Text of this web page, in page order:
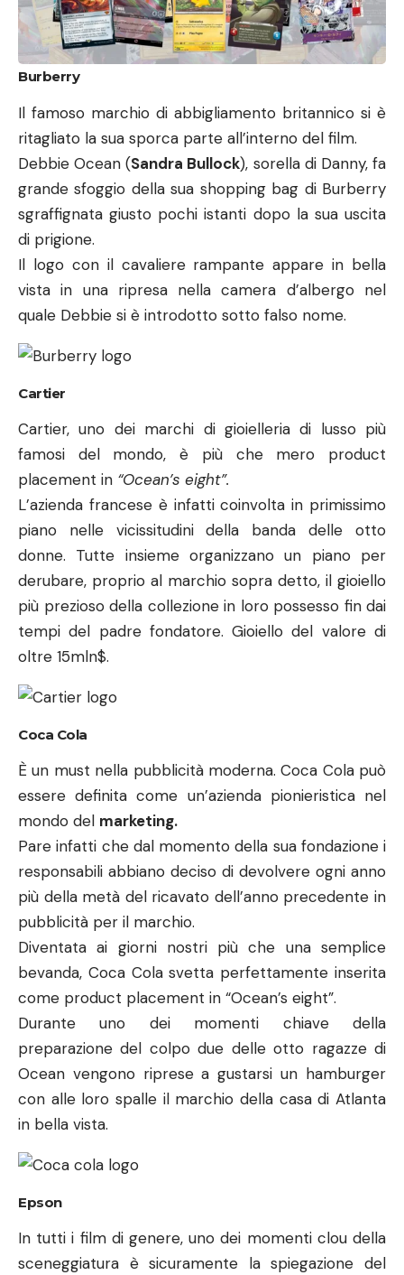
grande sfoggio della sua shopping bag di Burberry
sgraffignata giusto pochi istanti dopo la sua uscita
di prigione.
Il logo con il cavaliere rampante appare in bella
vista in una ripresa nella camera d’albergo nel
quale Debbie si è introdotto sotto falso nome.
Cartier
Cartier, uno dei marchi di gioielleria di lusso più
famosi del mondo, è più che mero product
placement in
“Ocean’s eight”.
L’azienda francese è infatti coinvolta in primissimo
piano nelle vicissitudini della banda delle otto
più prezioso della collezione in loro possesso fin dai
tempi del padre fondatore. Gioiello del valore di
oltre 15mln$.
Coca Cola
È un must nella pubblicità moderna. Coca Cola può
essere definita come un’azienda pionieristica nel
mondo del marketing.
responsabili abbiano deciso di devolvere ogni anno
Diventata ai giorni nostri più che una semplice
bevanda, Coca Cola svetta perfettamente inserita
come product placement in “Ocean’s eight”.
Durante uno dei momenti chiave della
preparazione del colpo due delle otto ragazze di
Ocean vengono riprese a gustarsi un hamburger
con alle loro spalle il marchio della casa di Atlanta
in bella vista.
Epson
In tutti i film di genere, uno dei momenti clou della
sceneggiatura è sicuramente la spiegazione del
piano di azione.
prescelto per il colpo, Debbie e Lou (
del video proiettore. Questo riporta in testa
un’etichetta col logo della famosa azienda
nipponica.